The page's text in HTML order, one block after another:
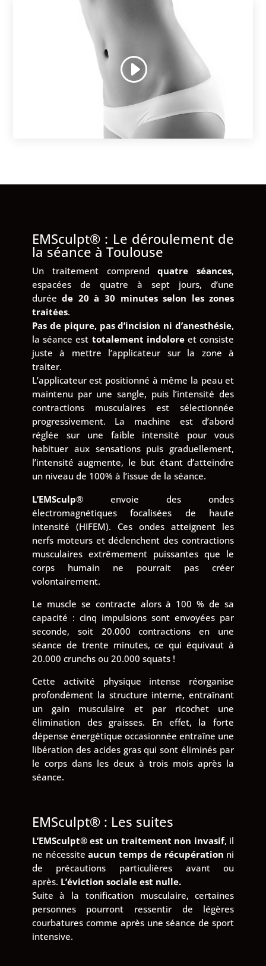
EMSculpt® : Le déroulement de
la séance à Toulouse
Un traitement comprendquatre séances,
espacées de quatre à sept jours, d’une
duréede 20 à 30 minutes selon les zones
traitées.
Pas de piqure, pas d’incision ni d’anesthésie,
la séance est totalement indolore et consiste
juste à mettre l’applicateur sur la zone à
traiter.
L’applicateur est positionné à même la peau et
maintenu par une sangle, puis l’intensité des
contractions musculaires est sélectionnée
progressivement. La machine est d’abord
réglée sur une faible intensité pour vous
habituer aux sensations puis graduellement,
l’intensité augmente, le but étant d’atteindre
un niveau de 100% à l’issue de la séance.
L’EMSculp® envoie des ondes
électromagnétiques focalisées de haute
intensité (HIFEM). Ces ondes atteignent les
nerfs moteurs et déclenchent des contractions
musculaires extrêmement puissantes que le
corps humain ne pourrait pas créer
volontairement.
Le muscle se contracte alors à 100 % de sa
capacité : cinq impulsions sont envoyées par
seconde, soit 20.000 contractions en une
séance de trente minutes, ce qui équivaut à
20.000 crunchs ou 20.000 squats !
Cette activité physique intense réorganise
profondément la structure interne, entraînant
un gain musculaire et par ricochet une
élimination des graisses. En effet, la forte
dépense énergétique occasionnée entraîne une
libération des acides gras qui sont éliminés par
le corps dans les deux à trois mois après la
séance.
EMSculpt® : Les suites
L’EMSculpt® est un traitement non invasif, il
ne nécessiteaucun temps de récupération ni
de précautions particulières avant ou
après. L’éviction sociale est nulle.
Suite à la tonification musculaire, certaines
personnes pourront ressentir de légères
courbatures comme après une séance de sport
intensive.